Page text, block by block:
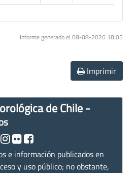
Informe generado el 08-08-2026 18:05
Imprimir
de Chile -
e información publicados en
y uso público; no obstante,